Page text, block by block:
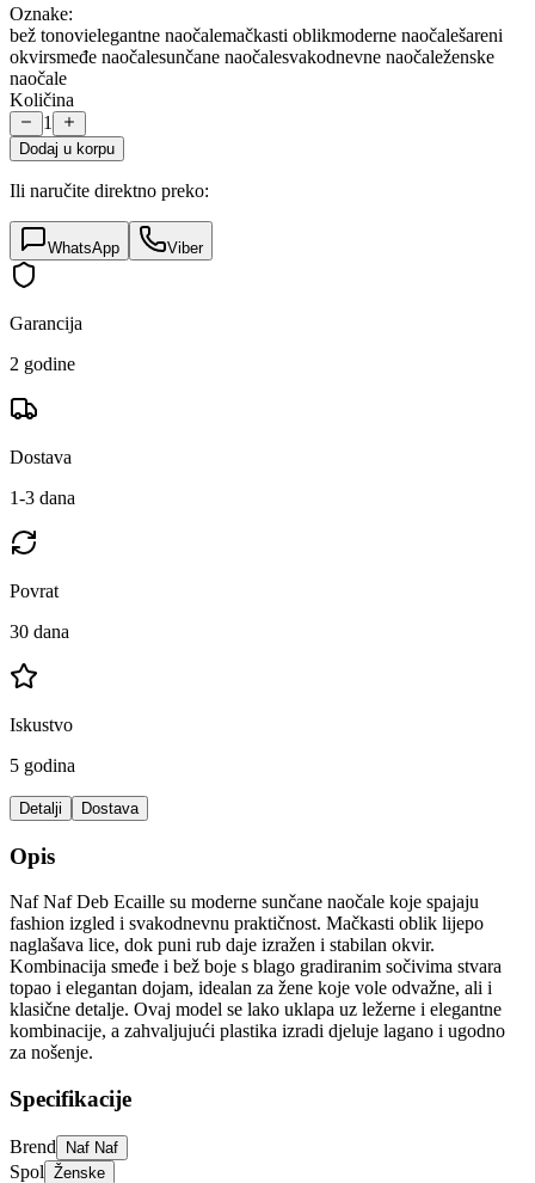
Oznake:
bež tonovielegantne naočalemačkasti oblikmoderne naočalešareni
okvirsmeđe naočalesunčane naočalesvakodnevne naočaleženske
naočale
Količina
1
Dodaj u korpu
Ili naručite direktno preko:
WhatsApp Viber
Garancija
2 godine
Dostava
1-3 dana
Povrat
30 dana
Iskustvo
5 godina
Detalji Dostava
Opis
Naf Naf Deb Ecaille su moderne sunčane naočale koje spajaju
fashion izgled i svakodnevnu praktičnost. Mačkasti oblik lijepo
naglašava lice, dok puni rub daje izražen i stabilan okvir.
Kombinacija smeđe i bež boje s blago gradiranim sočivima stvara
topao i elegantan dojam, idealan za žene koje vole odvažne, ali i
klasične detalje. Ovaj model se lako uklapa uz ležerne i elegantne
kombinacije, a zahvaljujući plastika izradi djeluje lagano i ugodno
za nošenje.
Specifikacije
Brend Naf Naf
Spol Ženske